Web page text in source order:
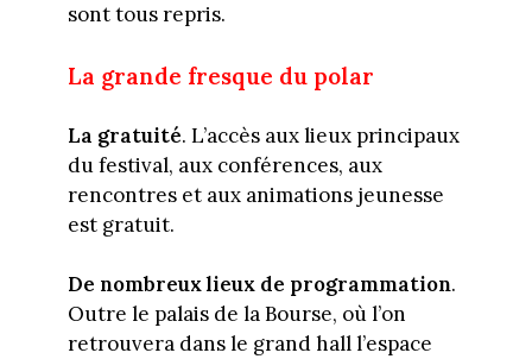
sont tous repris.
La grande fresque du polar
La gratuité. L’accès aux lieux principaux
du festival, aux conférences, aux
rencontres et aux animations jeunesse
est gratuit.
De nombreux lieux de programmation.
Outre le palais de la Bourse, où l’on
retrouvera dans le grand hall l’espace